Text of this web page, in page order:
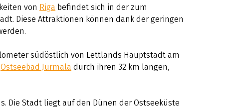
von Riga befindet sich in der zum
Diese Attraktionen können dank der geringen
südöstlich von Lettlands Hauptstadt am
Ostseebad Jurmala durch ihren 32 km langen,
Die Stadt liegt auf den Dünen der Ostseeküste